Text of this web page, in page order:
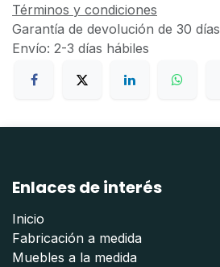
Términos y condiciones
Garantía de devolución de 30 días
Envío: 2-3 días hábiles
Enlaces de interés
Inicio
Fabricación a medida
Muebles a la medida